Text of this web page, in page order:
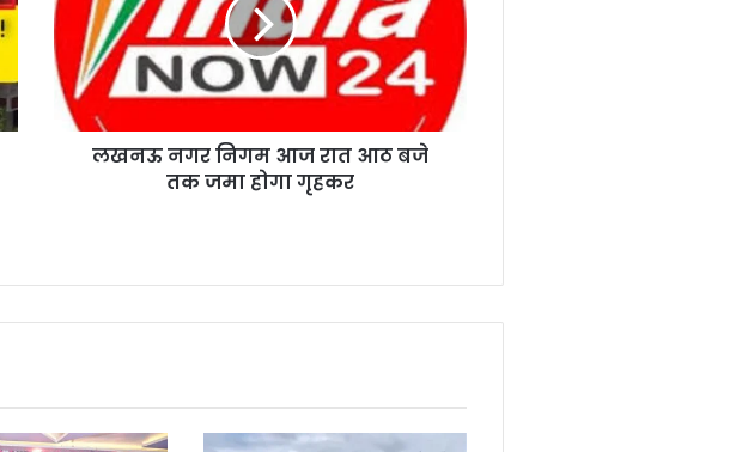
लखनऊ नगर निगम आज रात आठ बजे
तक जमा होगा गृहकर